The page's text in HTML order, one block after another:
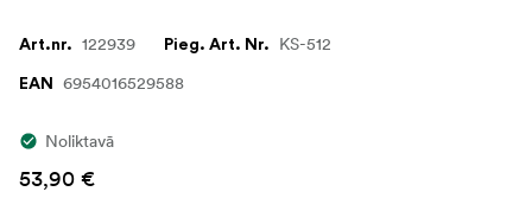
Art.nr. 122939 Pieg. Art. Nr. KS-512
EAN 6954016529588
Noliktavā
53,90 €